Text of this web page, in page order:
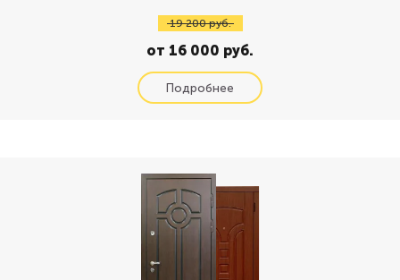
19 200 руб.
от 16 000 руб.